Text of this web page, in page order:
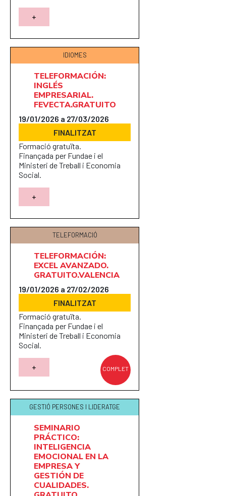
+
IDIOMES
TELEFORMACIÓN:
INGLÉS
EMPRESARIAL.
FEVECTA.GRATUITO
19/01/2026 a 27/03/2026
FINALITZAT
Formació gratuïta.
Finançada per Fundae i el
Ministeri de Treball i Economia
Social.
+
TELEFORMACIÓ
TELEFORMACIÓN:
EXCEL AVANZADO.
GRATUITO.VALENCIA
19/01/2026 a 27/02/2026
FINALITZAT
Formació gratuïta.
Finançada per Fundae i el
Ministeri de Treball i Economia
Social.
COMPLET
+
GESTIÓ PERSONES I LIDERATGE
SEMINARIO
PRÁCTICO:
INTELIGENCIA
EMOCIONAL EN LA
EMPRESA Y
GESTIÓN DE
CUALIDADES.